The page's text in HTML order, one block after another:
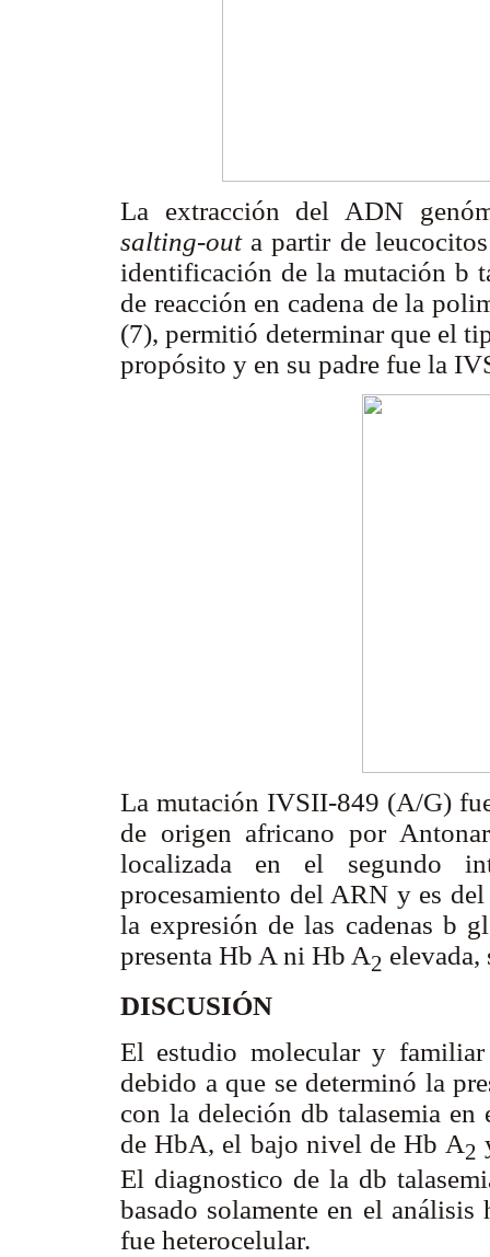
La extracción del ADN
salting-outa partir de
identificación de la mutaciónb
de reacción en cadena de la
(7), permitió determinar que el
propósito y en su padre fue la
La mutación IVSII-849 (A/G)
de origen africano por
localizada en el segundo
procesamiento del ARN y es
la expresión de las cadenas b
presenta Hb A ni Hb A2
DISCUSIÓN
El estudio molecular y familiar
debido a que se determinó la
con la deleción db talasemia en
de HbA, el bajo nivel de Hb A2
El diagnostico de la db
basado solamente en el
fue heterocelular.